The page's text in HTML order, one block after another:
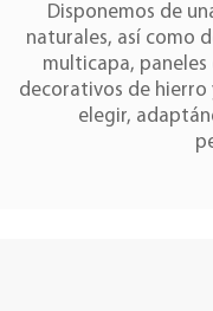
Disponemos de
naturales, así como
multicapa,
decorativos de hierro
elegir,